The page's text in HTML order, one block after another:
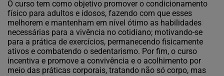
O curso tem como objetivo promover o condicionamento
físico para adultos e idosos, fazendo com que esses
melhorem e mantenham em nível ótimo as habilidades
necessárias para a vivência no cotidiano; motivando-se
para a prática de exercícios, permanecendo fisicamente
ativos e combatendo o sedentarismo. Por fim, o curso
incentiva e promove a convivência e o acolhimento por
meio das práticas corporais, tratando não só corpo, mas